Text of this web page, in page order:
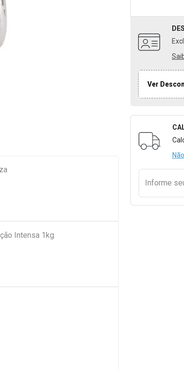
Ver
Informe
Intensa 1kg